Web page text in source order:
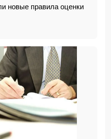
новые правила оценки